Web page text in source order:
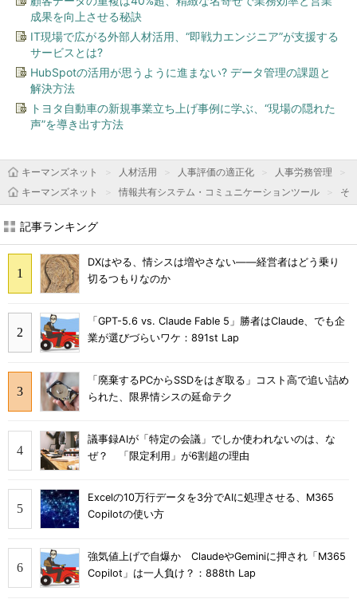
成果を向上させる秘訣
IT現場で広がる外部人材活用、“即戦力エンジニア”が支援する
サービスとは?
HubSpotの活用が思うように進まない? データ管理の課題と
解決方法
トヨタ自動車の新規事業立ち上げ事例に学ぶ、“現場の隠れた
声”を導き出す方法
キーマンズネット 人材活用 人事評価の適正化 人事労務管理
キーマンズネット
情報共有システム・コミュニケーションツール そ
記事ランキング
DXはやる、情シスは増やさない――経営者はどう乗り
切るつもりなのか
「GPT-5.6 vs. Claude Fable 5」勝者はClaude、でも企
業が選びづらいワケ：891st Lap
「廃棄するPCからSSDをはぎ取る」コスト高で追い詰め
られた、限界情シスの延命テク
議事録AIが「特定の会議」でしか使われないのは、な
ぜ？ 「限定利用」が6割超の理由
Excelの10万行データを3分でAIに処理させる、M365
Copilotの使い方
強気値上げで自爆か ClaudeやGeminiに押され「M365
Copilot」は一人負け？：888th Lap